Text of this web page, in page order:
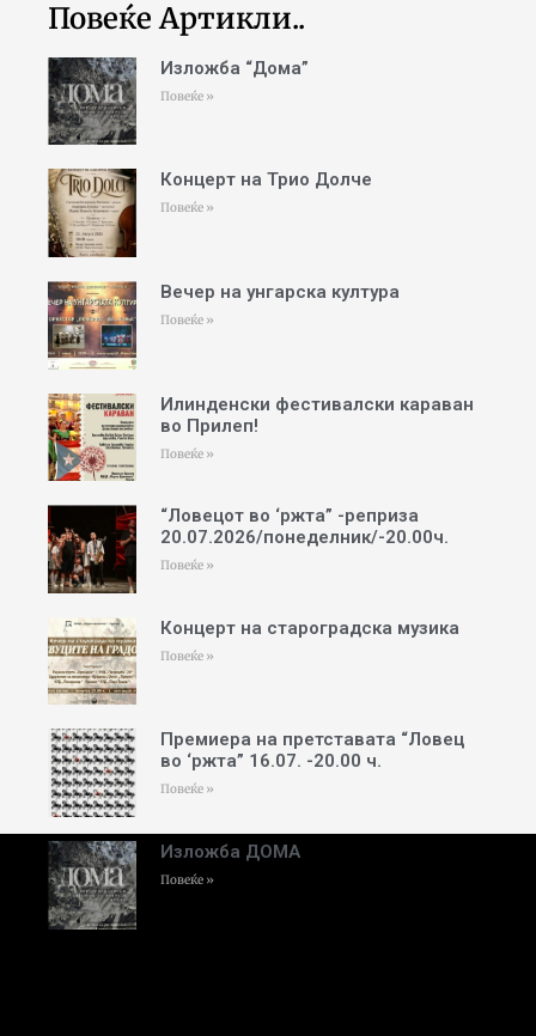
Повеќе Артикли..
Изложба “Дома”
Повеќе »
Концерт на Трио Долче
Повеќе »
Вечер на унгарска култура
Повеќе »
Илинденски фестивалски караван
во Прилеп!
Повеќе »
“Ловецот во ‘ржта” -реприза
20.07.2026/понеделник/-20.00ч.
Повеќе »
Концерт на староградска музика
Повеќе »
Премиера на претставата “Ловец
во ‘ржта” 16.07. -20.00 ч.
Повеќе »
Изложба ДОМА
Повеќе »